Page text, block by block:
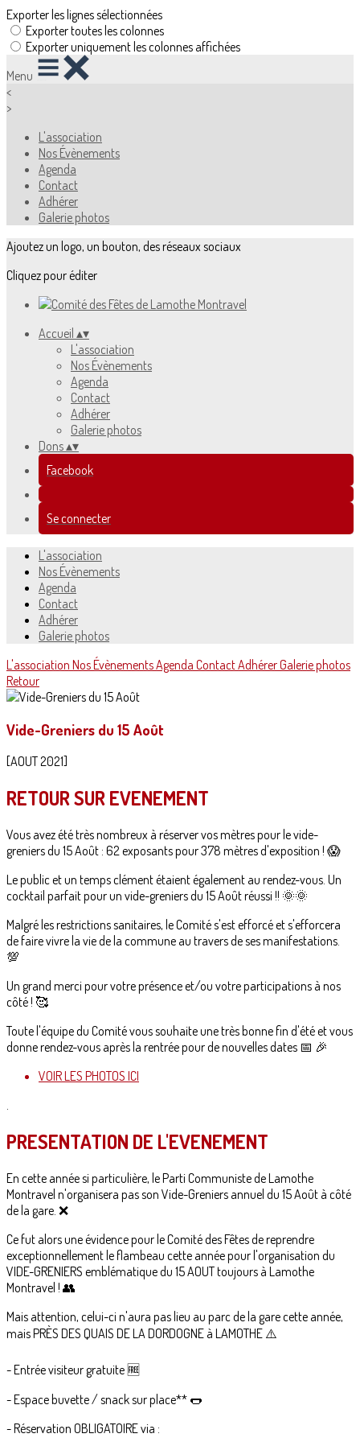
Exporter les lignes sélectionnées
Exporter toutes les colonnes
Exporter uniquement les colonnes affichées
Menu
<
>
L'association
Nos Évènements
Agenda
Contact
Adhérer
Galerie photos
Ajoutez un logo, un bouton, des réseaux sociaux
Cliquez pour éditer
Accueil ▴▾
L'association
Nos Évènements
Agenda
Contact
Adhérer
Galerie photos
Dons▴▾
Facebook
Se connecter
L'association
Nos Évènements
Agenda
Contact
Adhérer
Galerie photos
L'association Nos ÉvènementsAgenda ContactAdhérerGalerie photos
Retour
Vide-Greniers du 15 Août
[AOUT 2021]
RETOUR SUR EVENEMENT
Vous avez été très nombreux à réserver vos mètres pour le vide-
greniers du 15 Août : 62 exposants pour 378 mètres d'exposition ! 😱
Le public et un temps clément étaient également au rendez-vous. Un
cocktail parfait pour un vide-greniers du 15 Août réussi !! 🌞🌞
Malgré les restrictions sanitaires, le Comité s'est efforcé et s'efforcera
de faire vivre la vie de la commune au travers de ses manifestations.
💯
Un grand merci pour votre présence et/ou votre participations à nos
côté ! 🥰
Toute l'équipe du Comité vous souhaite une très bonne fin d'été et vous
donne rendez-vous après la rentrée pour de nouvelles dates 📅 🎉
VOIR LES PHOTOS ICI
.
PRESENTATION DE L'EVENEMENT
En cette année si particulière, le Parti Communiste de Lamothe
Montravel n'organisera pas son Vide-Greniers annuel du 15 Août à côté
de la gare. ❌
Ce fut alors une évidence pour le Comité des Fêtes de reprendre
exceptionnellement le flambeau cette année pour l'organisation du
VIDE-GRENIERS emblématique du 15 AOUT toujours à Lamothe
Montravel ! 👥
Mais attention, celui-ci n'aura pas lieu au parc de la gare cette année,
mais PRÈS DES QUAIS DE LA DORDOGNE à LAMOTHE ⚠️
- Entrée visiteur gratuite 🆓️
- Espace buvette / snack sur place** 🌭
- Réservation OBLIGATOIRE via :